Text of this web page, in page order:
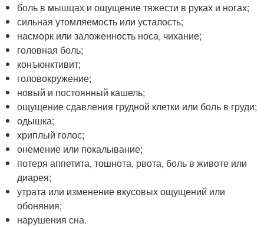
боль в мышцах и ощущение тяжести в руках и ногах;
сильная утомляемость или усталость;
насморк или заложенность носа, чихание;
головная боль;
конъюнктивит;
головокружение;
новый и постоянный кашель;
ощущение сдавления грудной клетки или боль в груди;
одышка;
хриплый голос;
онемение или покалывание;
потеря аппетита, тошнота, рвота, боль в животе или
диарея;
утрата или изменение вкусовых ощущений или
обоняния;
нарушения сна.